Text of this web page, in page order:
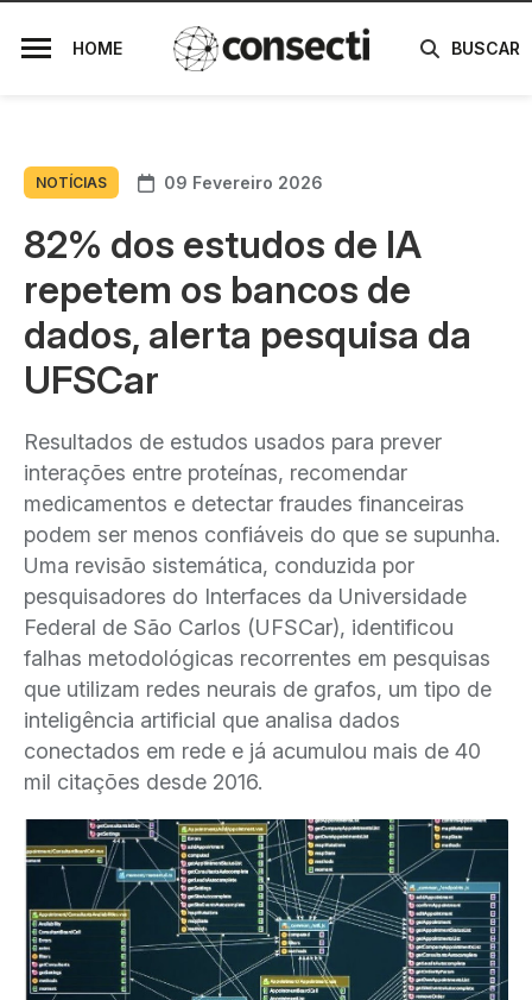
HOME BUSCAR
NOTÍCIAS 09 Fevereiro 2026
82% dos estudos de IA
repetem os bancos de
dados, alerta pesquisa da
UFSCar
Resultados de estudos usados para prever
interações entre proteínas, recomendar
medicamentos e detectar fraudes financeiras
podem ser menos confiáveis do que se supunha.
Uma revisão sistemática, conduzida por
pesquisadores do Interfaces da Universidade
Federal de São Carlos (UFSCar), identificou
falhas metodológicas recorrentes em pesquisas
que utilizam redes neurais de grafos, um tipo de
inteligência artificial que analisa dados
conectados em rede e já acumulou mais de 40
mil citações desde 2016.